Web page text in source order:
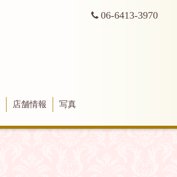
06-6413-3970
店舗情報 写真